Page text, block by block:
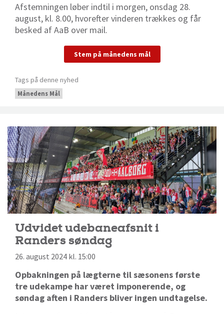
Afstemningen løber indtil i morgen, onsdag 28.
august, kl. 8.00, hvorefter vinderen trækkes og får
besked af AaB over mail.
Stem på månedens mål
Tags på denne nyhed
Månedens Mål
Udvidet udebaneafsnit i
Randers søndag
26. august 2024 kl. 15:00
Opbakningen på lægterne til sæsonens første
tre udekampe har været imponerende, og
søndag aften i Randers bliver ingen undtagelse.